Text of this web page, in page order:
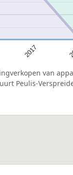
2017
van
Peulis-